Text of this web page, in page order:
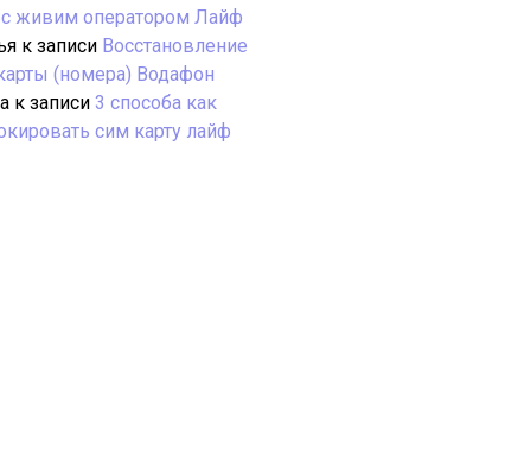
с живим оператором Лайф
к записи Восстановление
(номера) Водафон
к записи 3 способа как
сим карту лайф